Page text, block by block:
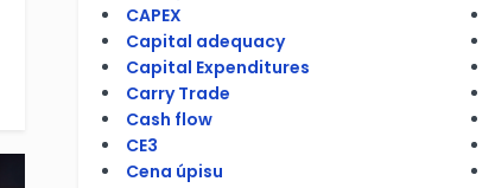
CAPEX
Capital adequacy
Capital Expenditures
Carry Trade
Cash flow
CE3
Cena úpisu